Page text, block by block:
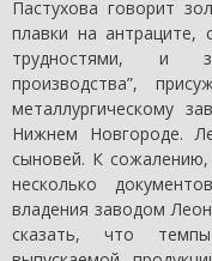
Пастухова говорит
плавки на антраците,
трудностями, и
производства”,
металлургическому
Нижнем Новгороде.
сыновей. К
несколько
владения заводом
сказать, что